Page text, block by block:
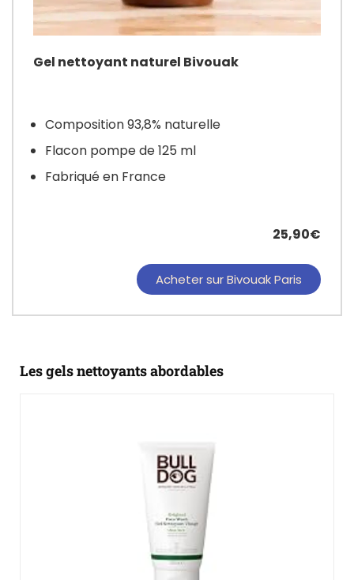
Gel nettoyant naturel Bivouak
Composition 93,8% naturelle
Flacon pompe de 125 ml
Fabriqué en France
25,90€
Acheter sur Bivouak Paris
Les gels nettoyants abordables